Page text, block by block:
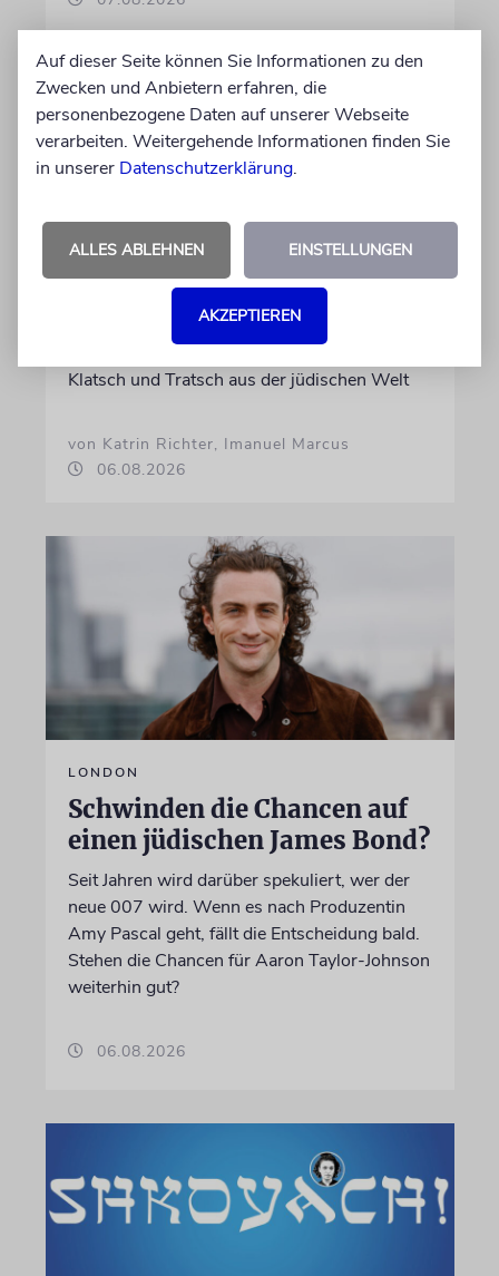
Klatsch und Tratsch aus der jüdischen Welt
von Katrin Richter, Imanuel Marcus
06.08.2026
LONDON
Schwinden die Chancen auf
einen jüdischen James Bond?
Seit Jahren wird darüber spekuliert, wer der
neue 007 wird. Wenn es nach Produzentin
Amy Pascal geht, fällt die Entscheidung bald.
Stehen die Chancen für Aaron Taylor-Johnson
weiterhin gut?
06.08.2026
Auf dieser Seite können Sie Informationen zu den
Zwecken und Anbietern erfahren, die
personenbezogene Daten auf unserer Webseite
verarbeiten. Weitergehende Informationen finden Sie
in unserer Datenschutzerklärung.
ALLES ABLEHNEN EINSTELLUNGEN
AKZEPTIEREN